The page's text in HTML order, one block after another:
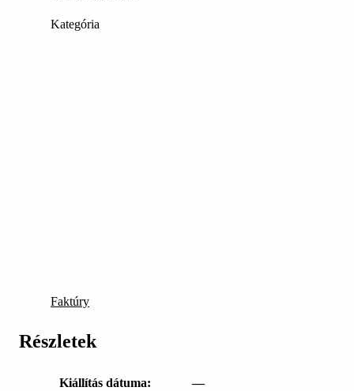
Kategória
Faktúry
Részletek
Kiállítás dátuma:
—